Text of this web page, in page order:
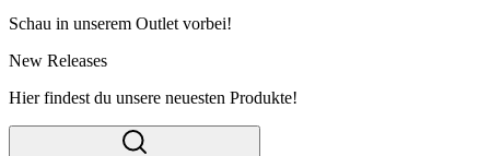
Schau in unserem Outlet vorbei!
New Releases
Hier findest du unsere neuesten Produkte!